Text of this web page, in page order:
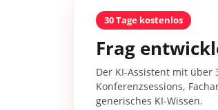
30 Tage kostenlos
Frag
Der KI-Assistent mit über
Konferenzsessions,
generisches KI-Wissen.